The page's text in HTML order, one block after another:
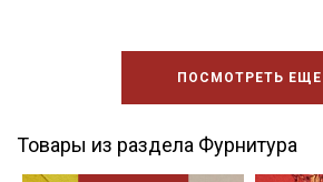
ПОСМОТРЕТЬ ЕЩЕ
Товары из раздела Фурнитура